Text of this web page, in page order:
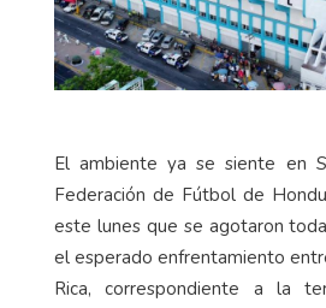
El ambiente ya se siente en
Federación de Fútbol de
este lunes que se agotaron
el esperado enfrentamiento
Rica, correspondiente a la